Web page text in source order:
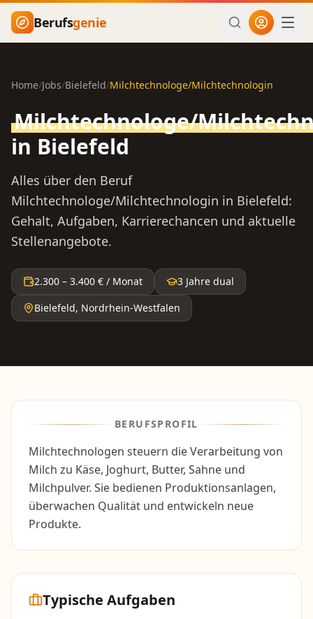
Zum Hauptinhalt springen
Berufsgenie
Home/Jobs/Bielefeld/Milchtechnologe/Milchtechnologin
Milchtechnologe/
in Bielefeld
Alles über den Beruf
Milchtechnologe/Milchtechnologin in Bielefeld:
Gehalt, Aufgaben, Karrierechancen und aktuelle
Stellenangebote.
2.300 – 3.400 € / Monat
3 Jahre dual
Bielefeld, Nordrhein-Westfalen
BERUFSPROFIL
Milchtechnologen steuern die Verarbeitung von
Milch zu Käse, Joghurt, Butter, Sahne und
Milchpulver. Sie bedienen Produktionsanlagen,
überwachen Qualität und entwickeln neue
Produkte.
Typische Aufgaben